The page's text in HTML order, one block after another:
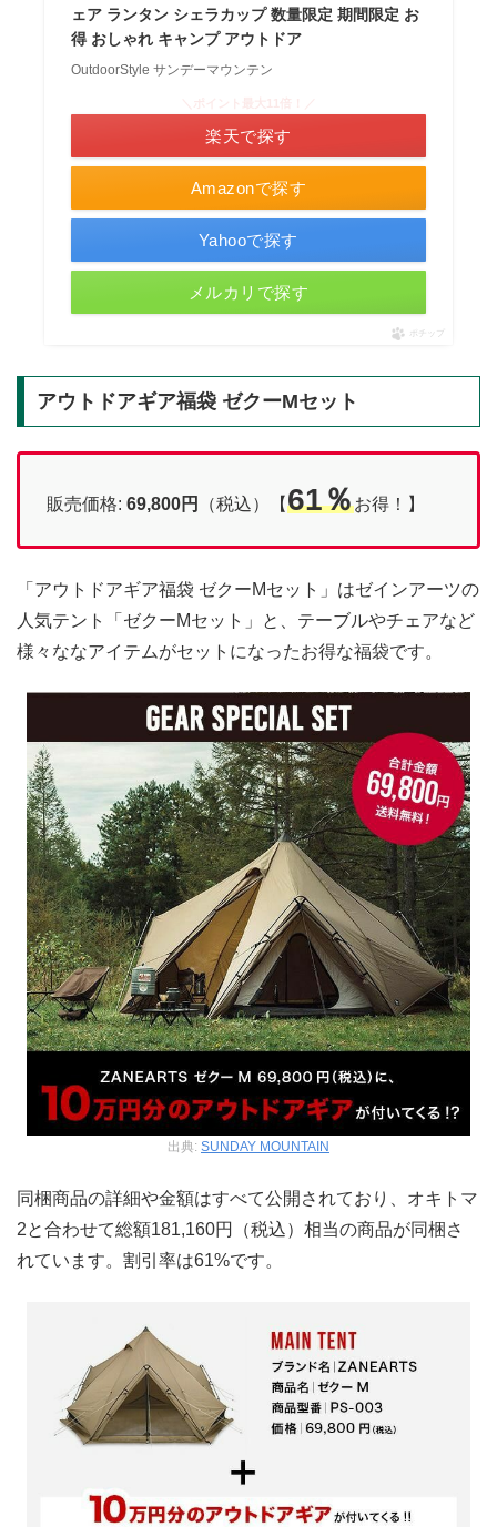
ェア ランタン シェラカップ 数量限定 期間限定 お
得 おしゃれ キャンプ アウトドア
OutdoorStyle サンデーマウンテン
Amazonで探す
楽天で探す
Yahooで探す
メルカリで探す
ポチップ
アウトドアギア福袋 ゼクーMセット
販売価格: 69,800円 （税込）【61％お得！】
「アウトドアギア福袋 ゼクーMセット」はゼインアーツの
人気テント「ゼクーMセット」と、テーブルやチェアなど
様々ななアイテムがセットになったお得な福袋です。
出典: SUNDAY MOUNTAIN
同梱商品の詳細や金額はすべて公開されており、オキトマ
2と合わせて総額181,160円（税込）相当の商品が同梱さ
れています。割引率は61%です。